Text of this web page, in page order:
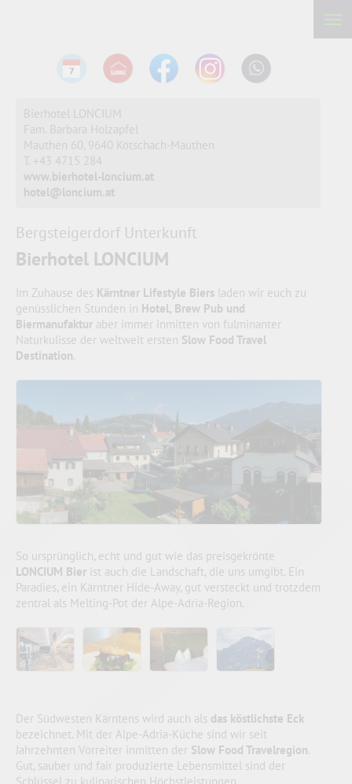
Bierhotel LONCIUM
Fam. Barbara Holzapfel
Mauthen 60, 9640 Kötschach-Mauthen
T. +43 4715 284
www.bierhotel-loncium.at
hotel@loncium.at
Bergsteigerdorf Unterkunft
Bierhotel LONCIUM
Im Zuhause des Kärntner Lifestyle Biers laden wir euch zu
genüsslichen Stunden in Hotel, Brew Pub und
Biermanufaktur aber immer inmitten von fulminanter
Naturkulisse der weltweit ersten Slow Food Travel
Destination.
So ursprünglich, echt und gut wie das preisgekrönte
LONCIUM Bier ist auch die Landschaft, die uns umgibt. Ein
Paradies, ein Kärntner Hide-Away, gut versteckt und trotzdem
zentral als Melting-Pot der Alpe-Adria-Region.
Der Südwesten Kärntens wird auch als das köstlichste Eck
bezeichnet. Mit der Alpe-Adria-Küche sind wir seit
Jahrzehnten Vorreiter inmitten der Slow Food Travelregion.
Gut, sauber und fair produzierte Lebensmittel sind der